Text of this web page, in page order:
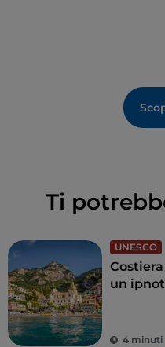
Ti
UNESCO
un
4 minuti